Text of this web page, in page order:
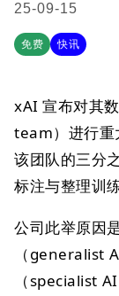
25-09-15
免费 快讯
xAI 宣布对其
team）进行重
该团队的三分
标注与整理训
公司此举原因
（generalist
（specialist